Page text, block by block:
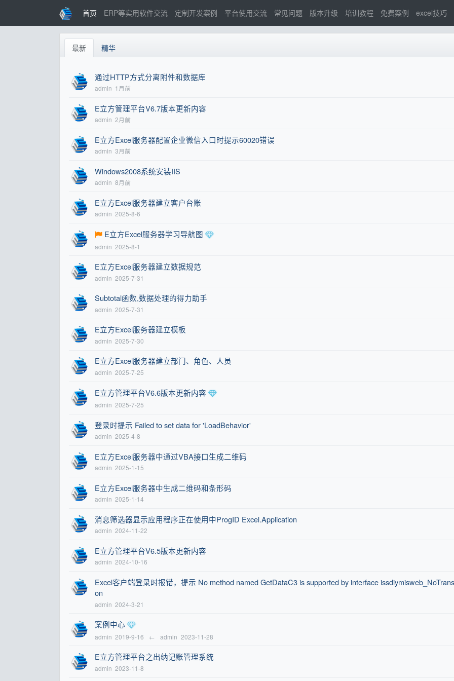
首页 ERP等实用软件交流 定制开发案例 平台使用交流 常见问题 版本升级 培训教程 免费案例 excel技巧
最新 精华
通过HTTP方式分离附件和数据库
admin 1月前
E立方管理平台V6.7版本更新内容
admin 2月前
E立方Excel服务器配置企业微信入口时提示60020错误
admin 3月前
Windows2008系统安装IIS
admin 8月前
E立方Excel服务器建立客户台账
admin 2025-8-6
E立方Excel服务器学习导航图
admin 2025-8-1
E立方Excel服务器建立数据规范
admin 2025-7-31
Subtotal函数,数据处理的得力助手
admin 2025-7-31
E立方Excel服务器建立模板
admin 2025-7-30
E立方Excel服务器建立部门、角色、人员
admin 2025-7-25
E立方管理平台V6.6版本更新内容
admin 2025-7-25
登录时提示 Failed to set data for 'LoadBehavior'
admin 2025-4-8
E立方Excel服务器中通过VBA接口生成二维码
admin 2025-1-15
E立方Excel服务器中生成二维码和条形码
admin 2025-1-14
消息筛选器显示应用程序正在使用中ProgID Excel.Application
admin 2024-11-22
E立方管理平台V6.5版本更新内容
admin 2024-10-16
Excel客户端登录时报错，提示 No method named GetDataC3 is supported by interface
on
admin 2024-3-21
案例中心
admin 2019-9-16 ← admin 2023-11-28
E立方管理平台之出纳记账管理系统
admin 2023-11-8